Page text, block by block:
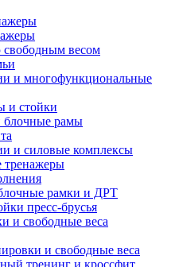
свободным весом
и многофункциональные
и стойки
блочные рамы
и силовые комплексы
тренажеры
рамки и ДРТ
пресс-брусья
и свободные веса
и свободные веса
тренинг и кроссфит